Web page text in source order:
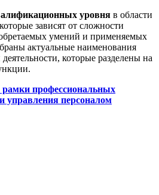
уровня в области
зависят от сложности
умений и применяемых
актуальные наименования
которые разделены на
профессиональных
управления персоналом